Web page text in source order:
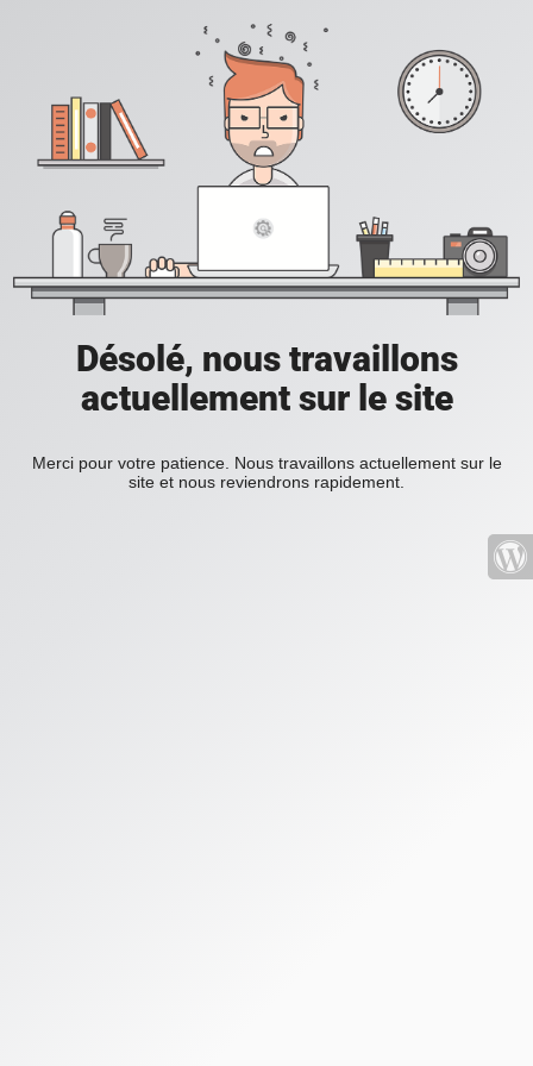
Désolé, nous travaillons
actuellement sur le site
Merci pour votre patience. Nous travaillons actuellement sur le
site et nous reviendrons rapidement.